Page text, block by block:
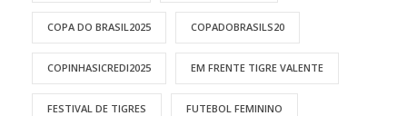
COPA DO BRASIL2025 COPADOBRASILS20
COPINHASICREDI2025 EM FRENTE TIGRE VALENTE
FESTIVAL DE TIGRES FUTEBOL FEMININO